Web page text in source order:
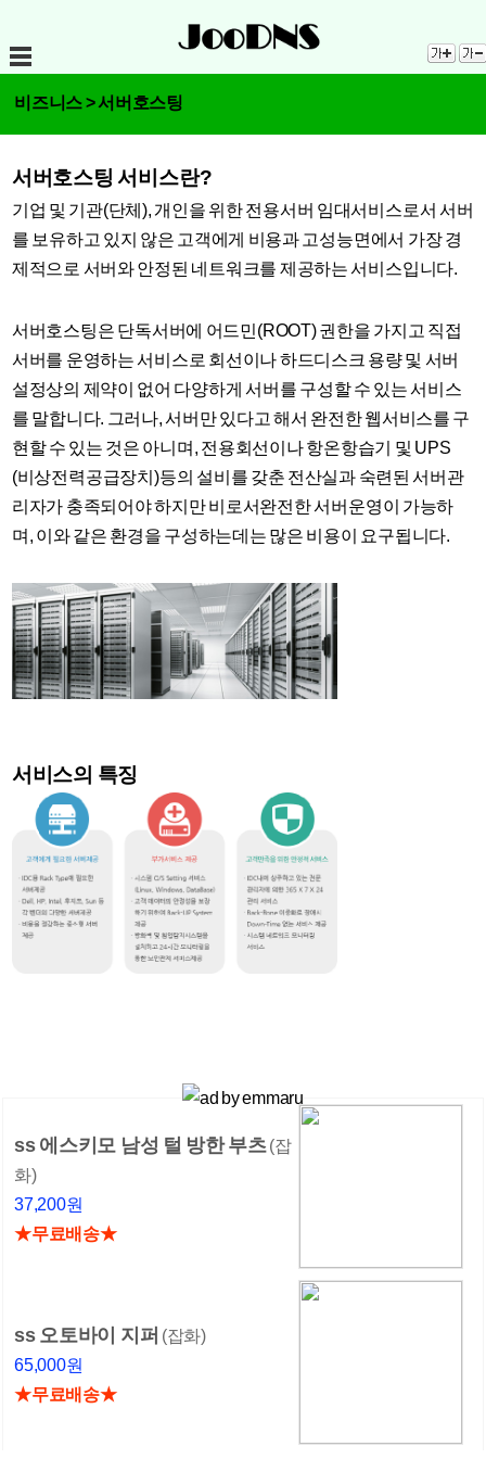
비즈니스 > 서버호스팅
서버호스팅 서비스란?
기업 및 기관(단체), 개인을 위한 전용서버 임대서비스로서 서버
를 보유하고 있지 않은 고객에게 비용과 고성능면에서 가장 경
제적으로 서버와 안정된 네트워크를 제공하는 서비스입니다.
서버호스팅은 단독서버에 어드민(ROOT) 권한을 가지고 직접
서버를 운영하는 서비스로 회선이나 하드디스크 용량 및 서버
설정상의 제약이 없어 다양하게 서버를 구성할 수 있는 서비스
를 말합니다. 그러나, 서버만 있다고 해서 완전한 웹서비스를 구
현할 수 있는 것은 아니며, 전용회선이나 항온항습기 및 UPS
(비상전력공급장치)등의 설비를 갖춘 전산실과 숙련된 서버관
리자가 충족되어야 하지만 비로서완전한 서버운영이 가능하
며, 이와 같은 환경을 구성하는데는 많은 비용이 요구됩니다.
서비스의 특징
ss 에스키모 남성 털 방한 부츠(잡
화)
37,200원
★무료배송★
ss 오토바이 지퍼 (잡화)
65,000원
★무료배송★